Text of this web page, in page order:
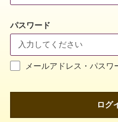
パスワード
メールアドレス・パスワ
ログ